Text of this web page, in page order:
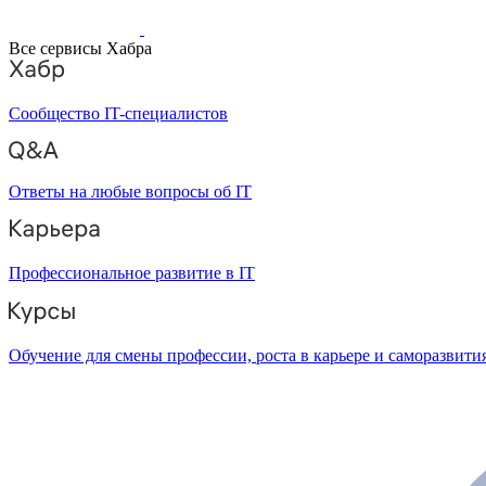
Все сервисы Хабра
Сообщество IT-специалистов
Ответы на любые вопросы об IT
Профессиональное развитие в IT
Обучение для смены профессии, роста в карьере и